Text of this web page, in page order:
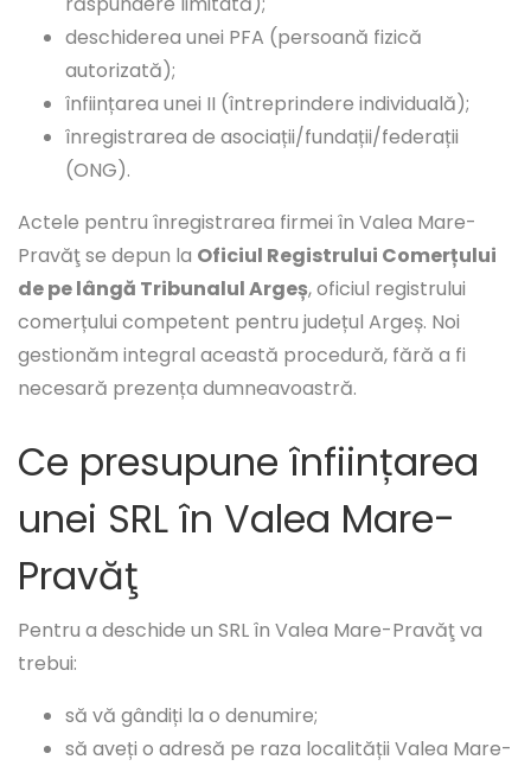
deschiderea unei PFA (persoană fizică
autorizată);
înființarea unei II (întreprindere individuală);
înregistrarea de asociații/fundații/federații
(ONG).
Actele pentru înregistrarea firmei în Valea Mare-
Pravăţ se depun la Oficiul Registrului Comerțului
de pe lângă Tribunalul Argeș, oficiul registrului
comerțului competent pentru județul Argeș. Noi
gestionăm integral această procedură, fără a fi
necesară prezența dumneavoastră.
Ce presupune înființarea
unei SRL în Valea Mare-
Pravăţ
Pentru a deschide un SRL în Valea Mare-Pravăţ va
trebui:
să vă gândiți la o denumire;
să aveți o adresă pe raza localității Valea Mare-